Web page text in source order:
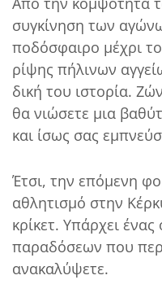
συγκίνηση των
ποδόσφαιρο μέχρι
ρίψης πήλινων
δική του ιστορία.
θα νιώσετε μια
και ίσως σας
Έτσι, την επόμενη
αθλητισμό στην
κρίκετ. Υπάρχει
παραδόσεων που
ανακαλύψετε.